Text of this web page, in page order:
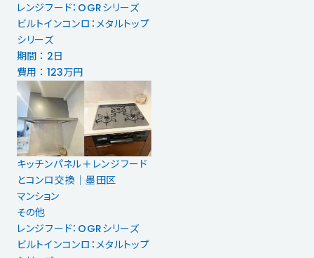
レンジフード：OGRシリーズ
ビルトインコンロ：メタルトップ
シリーズ
期間 ： 2日
費用 ： 123万円
キッチンパネル＋レンジフード
とコンロ交換│墨田区
マンション
その他
レンジフード：OGRシリーズ
ビルトインコンロ：メタルトップ